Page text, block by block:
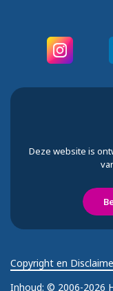
Deze website is
Inhoud: © 2006-2026
Copyright en